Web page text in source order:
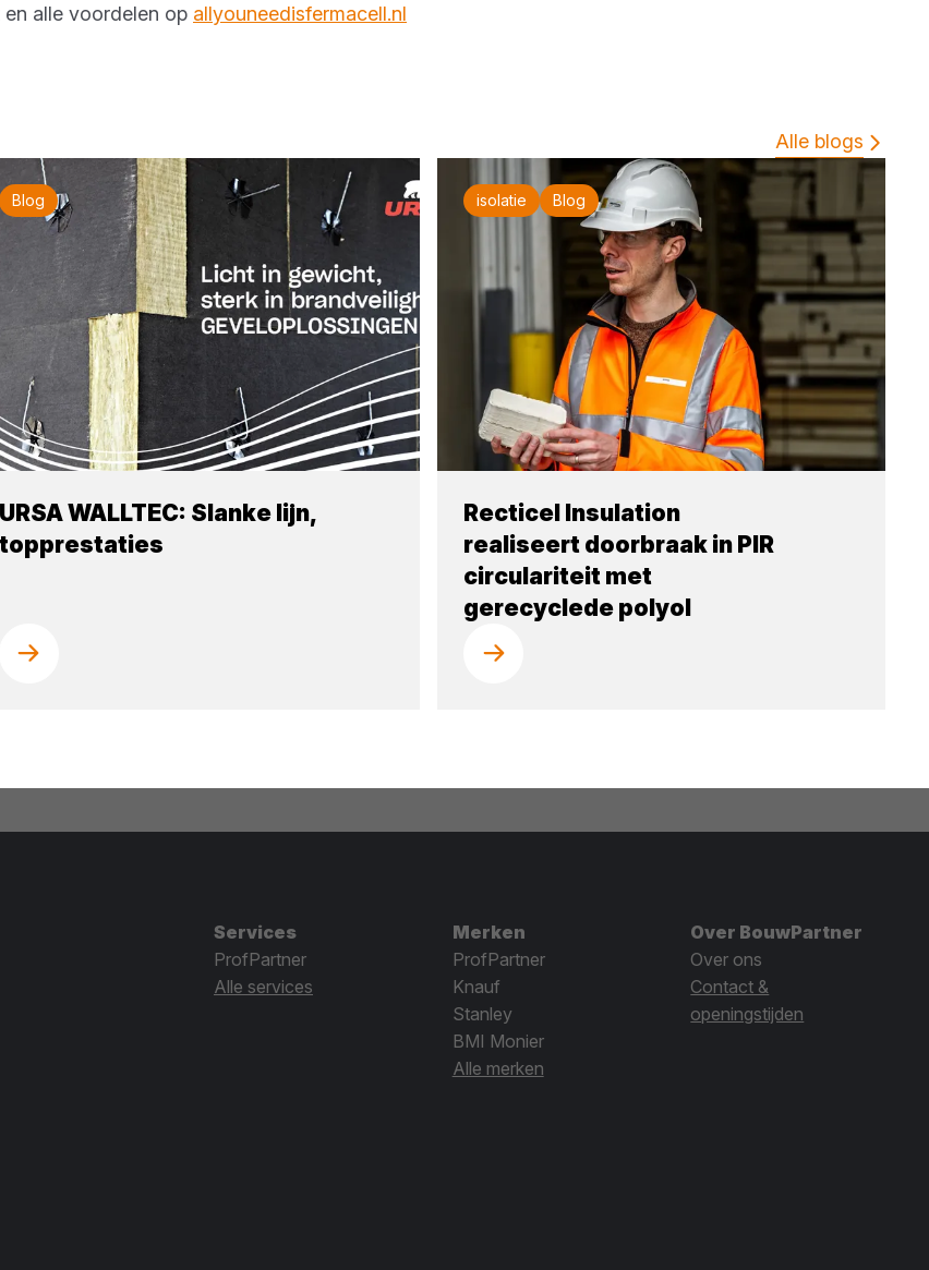
alle voordelen op allyouneedisfermacell.nl
Alle blogs
Blog
URSA WALLTEC: Slanke lijn,
topprestaties
isolatie Blog
Recticel Insulation
realiseert doorbraak in PIR
circulariteit met
gerecyclede polyol
Services
ProfPartner
Alle services
Merken
ProfPartner
Knauf
Stanley
BMI Monier
Alle merken
Over BouwPartner
Over ons
Contact &
openingstijden